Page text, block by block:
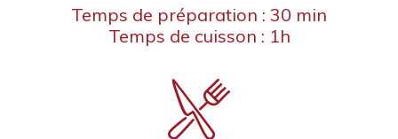
Temps de préparation : 30 min
Temps de cuisson : 1h